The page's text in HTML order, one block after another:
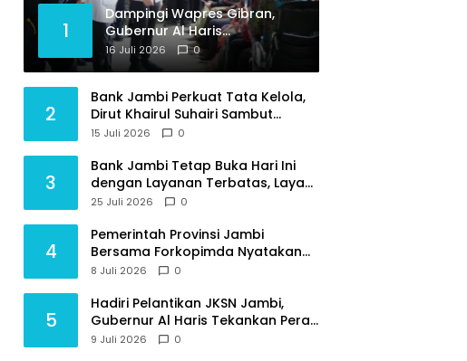
1
Dampingi Wapres Gibran,
Gubernur Al Haris
Perjuangkan MRI Baru dan
Tambahan Dokter Spesialis
16 Juli 2026 0
2
Bank Jambi Perkuat Tata Kelola,
Dirut Khairul Suhairi Sambut
Sinergi Strategis Bersama BPKP
15 Juli 2026 0
3
Bank Jambi Tetap Buka Hari Ini
dengan Layanan Terbatas, Layani
Penggantian Kartu ATM dan
25 Juli 2026 0
4
Pemerintah Provinsi Jambi
Bersama Forkopimda Nyatakan
Sikap Tegas Berantas Geng Motor
8 Juli 2026 0
5
Hadiri Pelantikan JKSN Jambi,
Gubernur Al Haris Tekankan Peran
Guru dan Kiai Jaga Moral
9 Juli 2026 0